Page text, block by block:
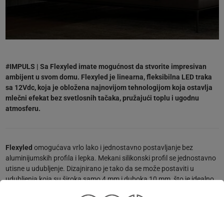
#IMPULS | Sa Flexyled imate mogućnost da stvorite impresivan
ambijent u svom domu. Flexyled je linearna, fleksibilna LED traka
sa 12Vdc, koja je obložena najnovijom tehnologijom koja ostavlja
mlečni efekat bez svetlosnih tačaka, pružajući toplu i ugodnu
atmosferu.
Flexyled omogućava vrlo lako i jednostavno postavljanje bez
aluminijumskih profila i lepka. Mekani silikonski profil se jednostavno
utisne u udubljenje. Dizajnirano je tako da se može postaviti u
udubljenja koja su široka samo 4 mm i duboka 10 mm, što je idealno